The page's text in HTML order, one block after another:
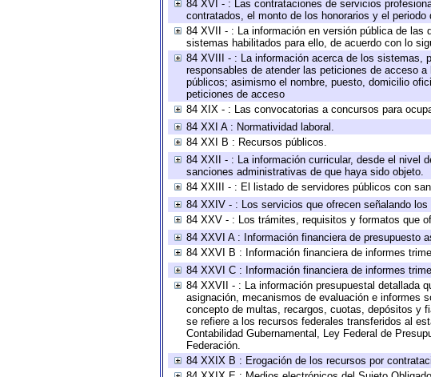
84 XVI - : Las contrataciones de servicios
contratados, el monto de los honorarios y el periodo
84 XVII - : La información en versión pública de
sistemas habilitados para ello, de acuerdo con lo
84 XVIII - : La información acerca de los sistemas,
responsables de atender las peticiones de acceso
públicos; asimismo el nombre, puesto, domicilio
peticiones de acceso
84 XIX - : Las convocatorias a concursos para
84 XXI A : Normatividad laboral.
84 XXI B : Recursos públicos.
84 XXII - : La información curricular, desde el nivel
sanciones administrativas de que haya sido objeto.
84 XXIII - : El listado de servidores públicos con
84 XXIV - : Los servicios que ofrecen señalando
84 XXV - : Los trámites, requisitos y formatos que
84 XXVI A : Información financiera de presupuesto
84 XXVI B : Información financiera de informes
84 XXVI C : Información financiera de informes
84 XXVII - : La información presupuestal detallada
asignación, mecanismos de evaluación e informes
concepto de multas, recargos, cuotas, depósitos y
se refiere a los recursos federales transferidos al
Contabilidad Gubernamental, Ley Federal de
Federación.
84 XXIX B : Erogación de los recursos por